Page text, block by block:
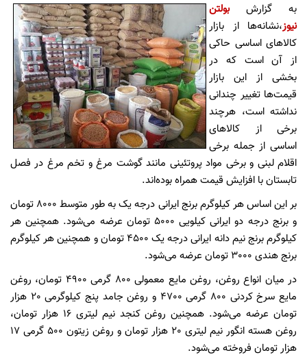
به گزارشبولتن
نیوز،نشانه‌ها از بازار
کالاهای اساسی حاکی
از آن است که در
بخشی از این بازار
قیمت‌ها تغییر چندانی
نداشته است، هرچند
برخی از کالاهای
اساسی از جمله برخی
اقلام لبنی و برخی مواد پروتئینی مانند گوشت مرغ و تخم مرغ در فصل
تابستان با افزایش قیمت همراه بوده‌اند.
بر این اساس هر کیلوگرم برنج ایرانی درجه یک به طور متوسط 8000 تومان
و برنج درجه دو ایرانی کیلویی 5000 تومان عرضه می‌شود. همچنین هر
کیلوگرم برنج نیم دانه ایرانی درجه یک 4500 تومان و همچنین هر کیلوگرم
برنج هندی 3000 تومان عرضه می‌شود.
در میان انواع روغن، روغن مایع معمولی 800 گرمی 4900 تومان، روغن
مایع سرخ کردنی 800 گرمی 4700 و روغن جامد پنج کیلوگرمی 20 هزار
تومان عرضه می‌شود. همچنین روغن کنجد نیم لیتری 16 هزار تومان،
روغن هسته انگور نیم لیتری 20 هزار تومان و روغن زیتون 500 گرمی 17
هزار تومان فروخته می‌شود.